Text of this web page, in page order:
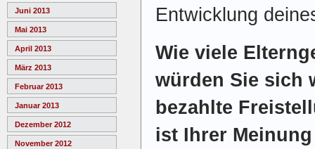
Juni 2013
Mai 2013
April 2013
März 2013
Februar 2013
Januar 2013
Dezember 2012
November 2012
Entwicklung
Wie viele
würden Sie sich
bezahlte
ist Ihrer